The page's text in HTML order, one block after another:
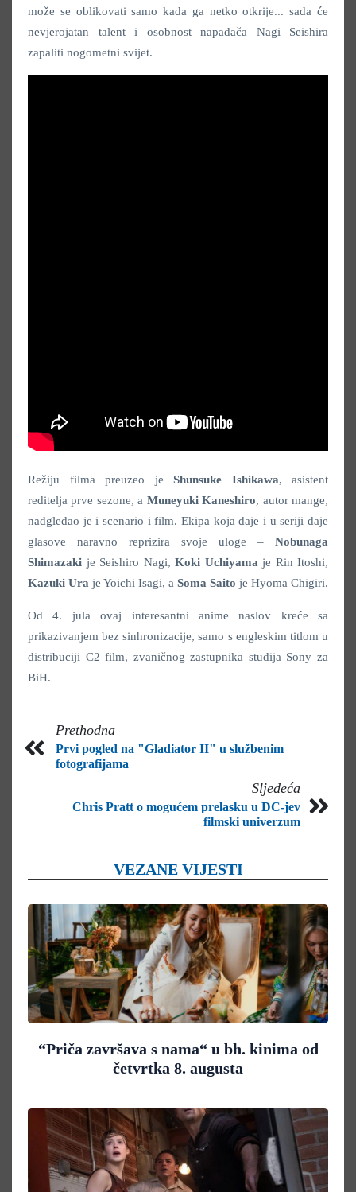
može se oblikovati samo kada ga netko otkrije... sada će
nevjerojatan talent i osobnost napadača Nagi Seishira
zapaliti nogometni svijet.
Režiju filma preuzeo je Shunsuke Ishikawa, asistent
reditelja prve sezone, a Muneyuki Kaneshiro, autor mange,
nadgledao je i scenario i film. Ekipa koja daje i u seriji daje
glasove naravno reprizira svoje uloge – Nobunaga
Shimazaki je Seishiro Nagi, Koki Uchiyama je Rin Itoshi,
Kazuki Ura je Yoichi Isagi, a Soma Saito je Hyoma Chigiri.
Od 4. jula ovaj interesantni anime naslov kreće sa
prikazivanjem bez sinhronizacije, samo s engleskim titlom u
distribuciji C2 film, zvaničnog zastupnika studija Sony za
BiH.
Prethodna
Prvi pogled na "Gladiator II" u službenim
fotografijama
Sljedeća
Chris Pratt o mogućem prelasku u DC-jev
filmski univerzum
VEZANE VIJESTI
“Priča završava s nama“ u bh. kinima od
četvrtka 8. augusta